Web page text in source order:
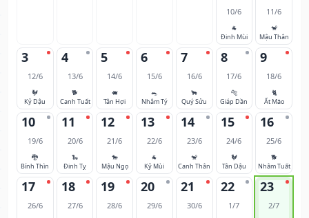
10/6
🐐
Đinh Mùi
11/6
🐒
Mậu Thân
3
12/6
🐓
Kỷ Dậu
4
13/6
🐕
Canh Tuất
5
14/6
🐖
Tân Hợi
6
15/6
🐀
Nhâm Tý
7
16/6
🐂
Quý Sửu
8
17/6
🐅
Giáp Dần
9
18/6
🐈
Ất Mão
10
19/6
🐉
Bính Thìn
11
20/6
🐍
Đinh Tỵ
12
21/6
🐎
Mậu Ngọ
13
22/6
🐐
Kỷ Mùi
14
23/6
🐒
Canh Thân
15
24/6
🐓
Tân Dậu
16
25/6
🐕
Nhâm Tuất
17
26/6
18
27/6
19
28/6
20
29/6
21
30/6
22
1/7
23
2/7